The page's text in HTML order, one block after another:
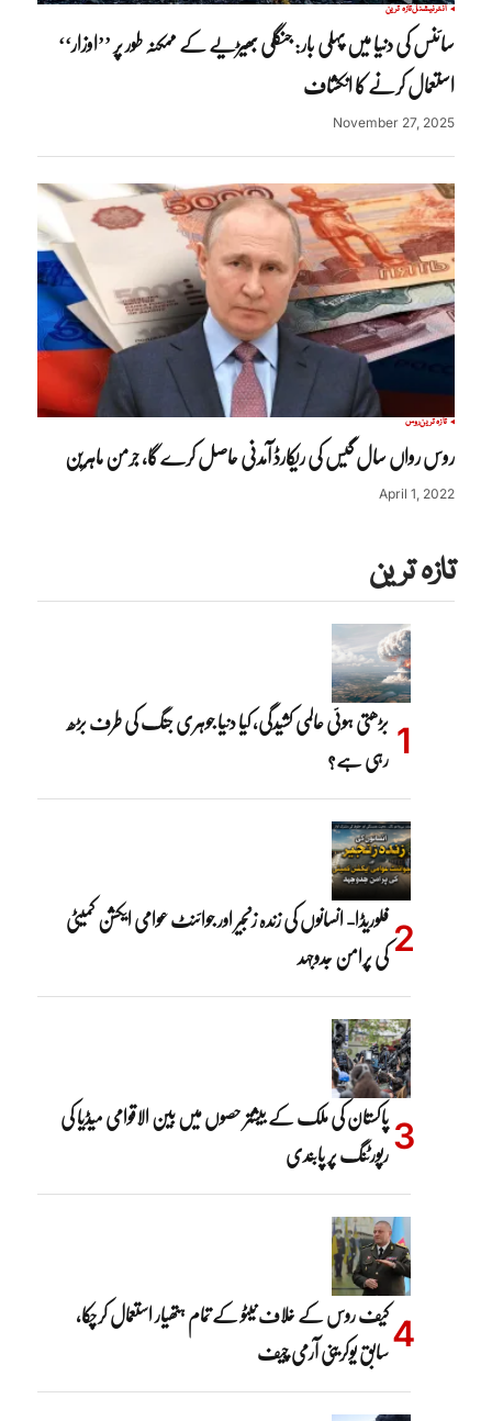
انٹرنیشنلتازہ ترین
سائنس کی دنیا میں پہلی بار: جنگلی بھیڑیے کے ممکنہ طور پر ’’اوزار‘‘
استعمال کرنے کا انکشاف
November 27, 2025
تازہ ترینروس
روس رواں سال گیس کی ریکارڈ آمدنی حاصل کرے گا، جرمن ماہرین
April 1, 2022
تازہ ترین
بڑھتی ہوئی عالمی کشیدگی، کیا دنیا جوہری جنگ کی طرف بڑھ
رہی ہے؟
فلوریڈا- انسانوں کی زندہ زنجیر اور جوائنٹ عوامی ایکشن کمیٹی
کی پرامن جدوجہد
پاکستان کی ملک کے بیشتر حصوں میں بین الاقوامی میڈیا کی
رپورٹنگ پر پابندی
کیف روس کے خلاف نیٹو کے تمام ہتھیار استعمال کرچکا،
سابق یوکرینی آرمی چیف